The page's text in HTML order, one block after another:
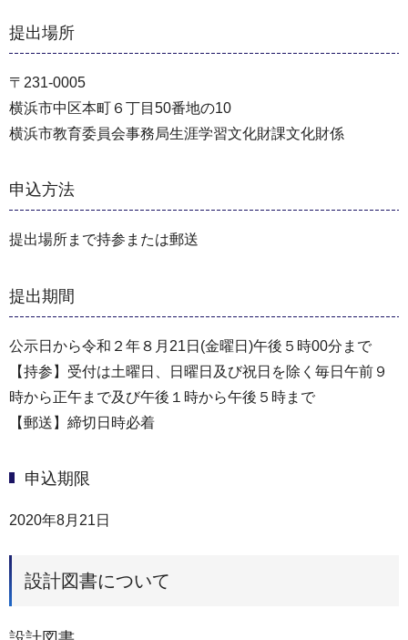
提出場所
〒231-0005
横浜市中区本町６丁目50番地の10
横浜市教育委員会事務局生涯学習文化財課文化財係
申込方法
提出場所まで持参または郵送
提出期間
公示日から令和２年８月21日(金曜日)午後５時00分まで
【持参】受付は土曜日、日曜日及び祝日を除く毎日午前９
時から正午まで及び午後１時から午後５時まで
【郵送】締切日時必着
申込期限
2020年8月21日
設計図書について